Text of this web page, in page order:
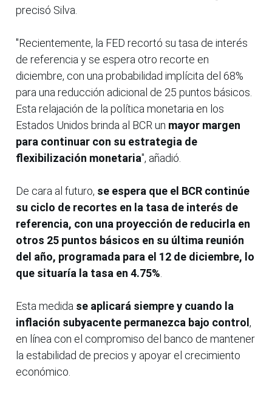
precisó Silva.
"Recientemente, la FED recortó su tasa de interés
de referencia y se espera otro recorte en
diciembre, con una probabilidad implícita del 68%
para una reducción adicional de 25 puntos básicos.
Esta relajación de la política monetaria en los
Estados Unidos brinda al BCR un mayor margen
para continuar con su estrategia de
flexibilización monetaria", añadió.
De cara al futuro, se espera que el BCR continúe
su ciclo de recortes en la tasa de interés de
referencia, con una proyección de reducirla en
otros 25 puntos básicos en su última reunión
del año, programada para el 12 de diciembre, lo
que situaría la tasa en 4.75%.
Esta medida se aplicará siempre y cuando la
inflación subyacente permanezca bajo control ,
en línea con el compromiso del banco de mantener
la estabilidad de precios y apoyar el crecimiento
económico.